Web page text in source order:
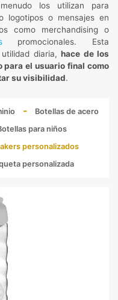
los utilizan para
logotipos o mensajes en
como merchandising o
promocionales. Esta
diaria, hace de los
el usuario final como
su visibilidad.
Botellas de acero
para niños
personalizados
personalizada